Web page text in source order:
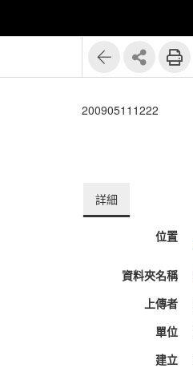
200905111222
詳細
位置
資料夾名稱
上傳者
單位
建立